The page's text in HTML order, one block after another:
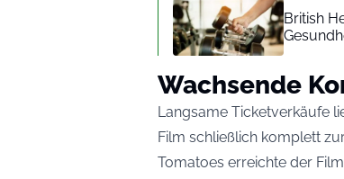
British
Wachsende
Langsame Ticketverkäufe
Film schließlich komplett
Tomatoes erreichte der